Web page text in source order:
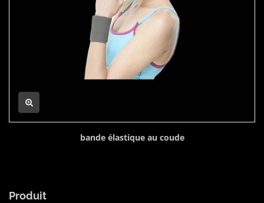
bande élastique au coude
Produit